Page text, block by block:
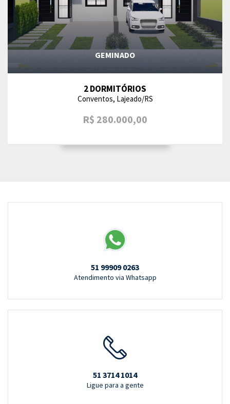
GEMINADO
2 DORMITÓRIOS
Conventos, Lajeado/RS
R$ 280.000,00
51 99909 0263
Atendimento via Whatsapp
51 3714 1014
Ligue para a gente